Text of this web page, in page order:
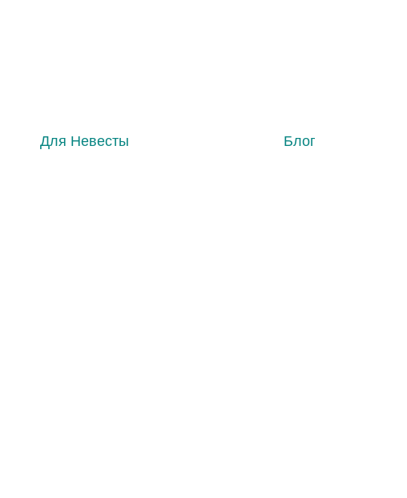
Для Невесты Блог